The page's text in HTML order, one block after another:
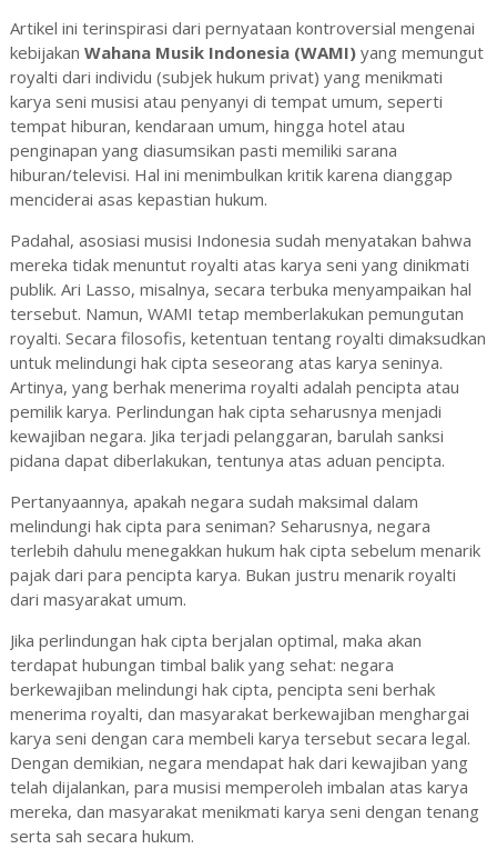
Artikel ini terinspirasi dari pernyataan kontroversial mengenai
kebijakan Wahana Musik Indonesia (WAMI)yang memungut
royalti dari individu (subjek hukum privat) yang menikmati
karya seni musisi atau penyanyi di tempat umum, seperti
tempat hiburan, kendaraan umum, hingga hotel atau
penginapan yang diasumsikan pasti memiliki sarana
hiburan/televisi. Hal ini menimbulkan kritik karena dianggap
menciderai asas kepastian hukum.
Padahal, asosiasi musisi Indonesia sudah menyatakan bahwa
mereka tidak menuntut royalti atas karya seni yang dinikmati
publik. Ari Lasso, misalnya, secara terbuka menyampaikan hal
tersebut. Namun, WAMI tetap memberlakukan pemungutan
royalti. Secara filosofis, ketentuan tentang royalti dimaksudkan
untuk melindungi hak cipta seseorang atas karya seninya.
Artinya, yang berhak menerima royalti adalah pencipta atau
pemilik karya. Perlindungan hak cipta seharusnya menjadi
kewajiban negara. Jika terjadi pelanggaran, barulah sanksi
pidana dapat diberlakukan, tentunya atas aduan pencipta.
Pertanyaannya, apakah negara sudah maksimal dalam
melindungi hak cipta para seniman? Seharusnya, negara
terlebih dahulu menegakkan hukum hak cipta sebelum menarik
pajak dari para pencipta karya. Bukan justru menarik royalti
dari masyarakat umum.
Jika perlindungan hak cipta berjalan optimal, maka akan
terdapat hubungan timbal balik yang sehat: negara
berkewajiban melindungi hak cipta, pencipta seni berhak
menerima royalti, dan masyarakat berkewajiban menghargai
karya seni dengan cara membeli karya tersebut secara legal.
Dengan demikian, negara mendapat hak dari kewajiban yang
telah dijalankan, para musisi memperoleh imbalan atas karya
mereka, dan masyarakat menikmati karya seni dengan tenang
serta sah secara hukum.